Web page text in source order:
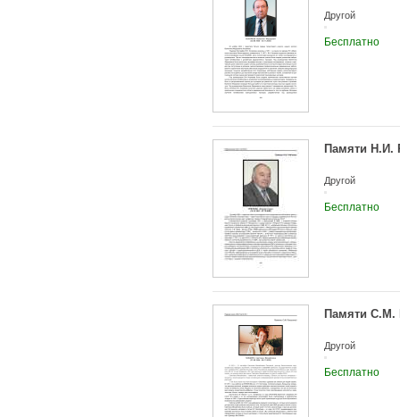
Другой
Бесплатно
Памяти Н.И.
Другой
Бесплатно
Памяти С.М.
Другой
Бесплатно